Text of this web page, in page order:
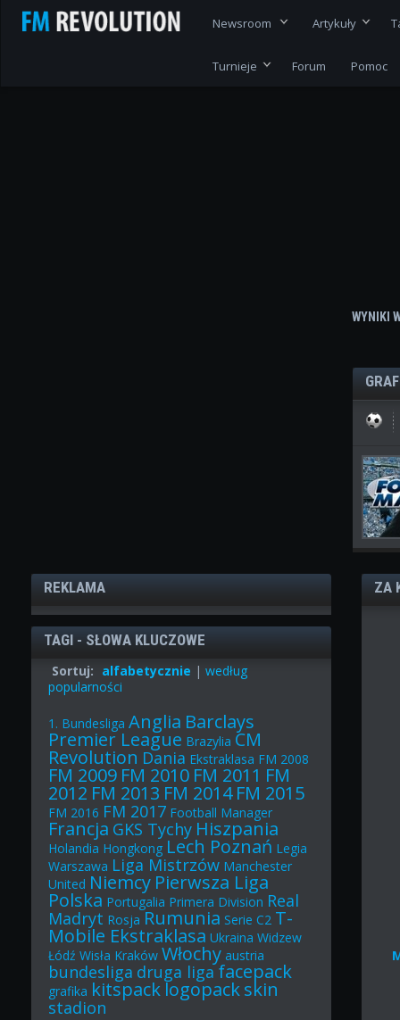
Newsroom Artykuły
Turnieje Forum Pomoc
WYNIKI
REKLAMA
TAGI - SŁOWA KLUCZOWE
Sortuj: alfabetycznie |według
popularności
1. Bundesliga Anglia Barclays
Premier League Brazylia CM
Revolution Dania Ekstraklasa FM 2008
FM 2009 FM 2010 FM 2011 FM
2012 FM 2013 FM 2014 FM 2015
FM 2016 FM 2017 Football Manager
Francja GKS Tychy Hiszpania
Holandia Hongkong Lech Poznań Legia
Warszawa Liga Mistrzów Manchester
United Niemcy Pierwsza Liga
Polska Portugalia Primera Division Real
Madryt Rosja Rumunia Serie C2 T-
Mobile Ekstraklasa Ukraina Widzew
Łódź Wisła Kraków Włochy austria
bundesliga druga ligafacepack
grafika kitspacklogopackskin
stadion
ZA